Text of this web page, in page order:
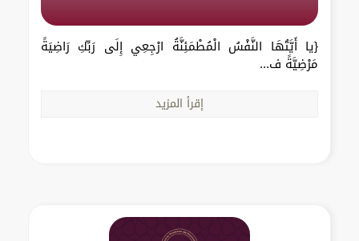
{يا أَيَّتُهَا النَّفْسُ الْمُطْمَئِنَّةُ ارْجِعِي إِلَى رَبِّكِ رَاضِيَةً
مَرْضِيَّةً ف...
إقرأ المزيد